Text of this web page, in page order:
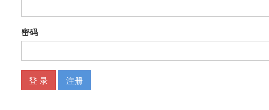
关于角色弧的最后思考 58
5 阐述 59
“秀”出来，不要讲出来 59
被终结 69
植入 72